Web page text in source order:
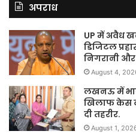
अपराध
UP में अवैध
डिजिटल
निगरानी
August 4,
लखनऊ में
खिलाफ केस
दी तहरीर.
August 1,